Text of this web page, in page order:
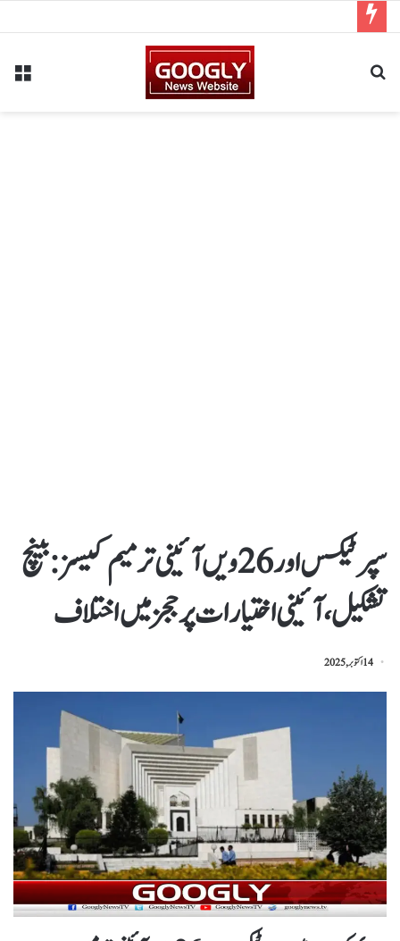
سپر ٹیکس اور 26ویں آئینی ترمیم کیسز: بینچ
تشکیل، آئینی اختیارات پر ججز میں اختلاف
14 اکتوبر, 2025